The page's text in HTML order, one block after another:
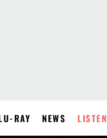
RAY NEWS LISTEN